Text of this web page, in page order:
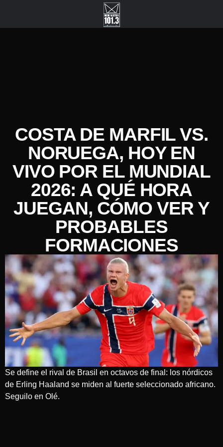
COSTA DE MARFIL VS.
NORUEGA, HOY EN
VIVO POR EL MUNDIAL
2026: A QUÉ HORA
JUEGAN, CÓMO VER Y
PROBABLES
FORMACIONES
Se define el rival de Brasil en octavos de final: los nórdicos
de Erling Haaland se miden al fuerte seleccionado africano.
Seguilo en Olé.